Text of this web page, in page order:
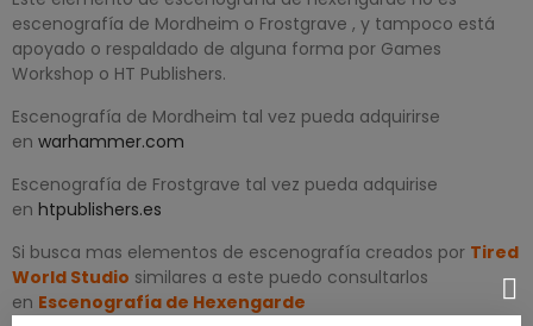
escenografía de Mordheim o Frostgrave , y tampoco está
apoyado o respaldado de alguna forma por Games
Workshop o HT Publishers.
Escenografía de Mordheim tal vez pueda adquirirse
en warhammer.com
Escenografía de Frostgrave tal vez pueda adquirise
en htpublishers.es
Si busca mas elementos de escenografía creados por Tired
World Studio similares a este puedo consultarlos
en Escenografía de Hexengarde